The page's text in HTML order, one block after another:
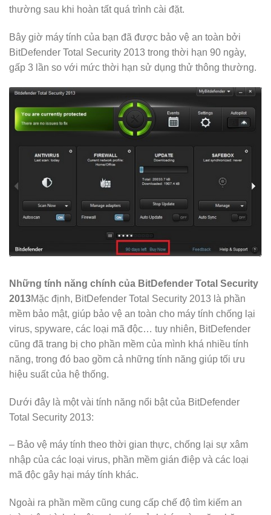
thường sau khi hoàn tất quá trình cài đặt.
Bây giờ máy tính của bạn đã được bảo vệ an toàn bởi
BitDefender Total Security 2013 trong thời hạn 90 ngày,
gấp 3 lần so với mức thời hạn sử dụng thử thông thường.
Những tính năng chính của BitDefender Total Security
2013Mặc định, BitDefender Total Security 2013 là phần
mềm bảo mật, giúp bảo vệ an toàn cho máy tính chống lại
virus, spyware, các loại mã độc… tuy nhiên, BitDefender
cũng đã trang bị cho phần mềm của mình khá nhiều tính
năng, trong đó bao gồm cả những tính năng giúp tối ưu
hiệu suất của hệ thống.
Dưới đây là một vài tính năng nổi bật của BitDefender
Total Security 2013:
– Bảo vệ máy tính theo thời gian thực, chống lại sự xâm
nhập của các loại virus, phần mềm gián điệp và các loại
mã độc gây hại máy tính khác.
Ngoài ra phần mềm cũng cung cấp chế độ tìm kiếm an